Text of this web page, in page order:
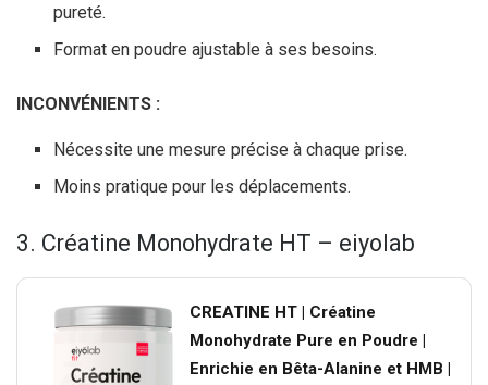
pureté.
Format en poudre ajustable à ses besoins.
INCONVÉNIENTS :
Nécessite une mesure précise à chaque prise.
Moins pratique pour les déplacements.
3. Créatine Monohydrate HT – eiyolab
CREATINE HT | Créatine
Monohydrate Pure en Poudre |
Enrichie en Bêta-Alanine et HMB |